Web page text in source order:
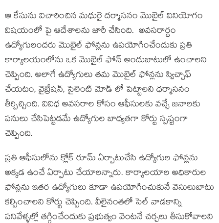
ఆ కేసును విచారించిన మధురై దర్మాసనం మొబైల్ వినియోగం
విషయంలో పై ఆదేశాలను జారీ చేసింది. అవసరార్ధం
ఉద్యోగులందరు మొబైల్ ఫోన్లను ఉపయోగించేందుకు ప్రతి
కార్యాలయంలోను ఒక మొబైల్ ఫోన్ అందుబాటులో ఉంచాలని
చెప్పింది. అలాగే ఉద్యోగులు తమ మొబైల్ ఫోన్లను స్విచ్చాఫ్
చేయటం, వైబ్రేషన్, సైలెంట్ మోడ్ లో పెట్టాలని ధర్మాసనం
తీర్పిచ్చింది. వివిధ అవసరాల కోసం ఆఫీసులకు వచ్చే జనాలకు
పనులు చేసిపెట్టడమే ఉద్యోగుల బాధ్యతగా కోర్టు స్పష్టంగా
చెప్పింది.
ప్రతి ఆఫీసులోను క్లోక్ రూమ్ ఏర్పాటుచేసి ఉద్యోగుల ఫోన్లను
అక్కడ ఉంచే ఏర్పాటు చేయాలన్నారు. కార్యాలయాల అధికారుల
ఫోన్లను ఇతర ఉద్యోగులు కూడా ఉపయోగించుకునే వెసులుబాటు
కల్పించాలని కోర్టు చెప్పింది. వీలైనంతలో సెల్ వాడకాన్ని
పనివేళ్ళల్లో తగ్గించేందుకు ప్రభుత్వం వెంటనే చర్చలు తీసుకోవాలని